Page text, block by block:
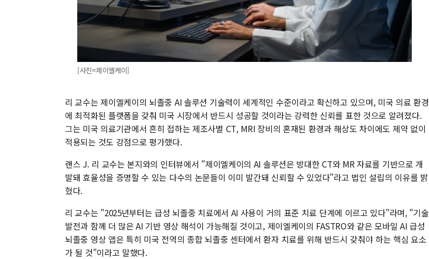
[사진=제이엘케이]
리 교수는 제이엘케이의 뇌졸중 AI 솔루션 기술력이 세계적인 수준이라고 확신하고 있으며, 미국 의료 환경
에 최적화된 플랫폼을 갖춰 미국 시장에서 반드시 성공할 것이라는 강력한 신뢰를 표한 것으로 알려졌다.
그는 미국 의료기관에서 흔히 접하는 제조사별 CT, MRI 장비의 혼재된 환경과 해상도 차이에도 제약 없이
적용되는 것도 강점으로 평가했다.
랜스 J. 리 교수는 본지와의 인터뷰에서 "제이엘케이의 AI 솔루션은 방대한 CT와 MR 자료를 기반으로 개
발돼 효율성을 증명할 수 있는 다수의 논문들이 이미 발간돼 신뢰할 수 있었다"라고 법인 설립의 이유를 밝
혔다.
리 교수는 "2025년부터는 급성 뇌졸중 치료에서 AI 사용이 거의 표준 치료 단계에 이르고 있다"라며, "기술
발전과 함께 더 많은 AI 기반 영상 해석이 가능해질 것이고, 제이엘케이의 FASTRO와 같은 모바일 AI 급성
뇌졸중 영상 앱은 특히 미국 전역의 종합 뇌졸중 센터에서 환자 치료를 위해 반드시 갖춰야 하는 핵심 요소
가 될 것"이라고 말했다.